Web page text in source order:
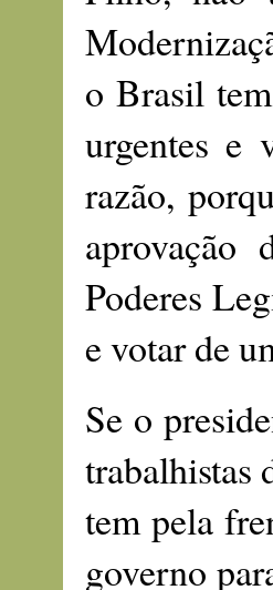
o Brasil
urgentes e
razão,
aprovação
Poderes
e votar de
Se o
trabalhistas
tem pela
governo